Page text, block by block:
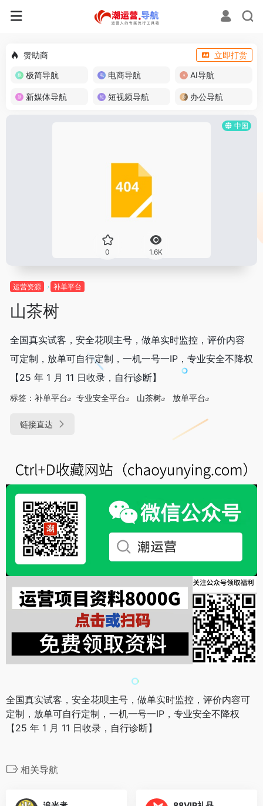
赞助商
立即打赏
极简导航
电商导航 AI导航
新媒体导航 短视频导航 办公导航
中国
0 1.6K
运营资源 补单平台
山茶树
全国真实试客，安全花呗主号，做单实时监控，评价内容
可定制，放单可自行定制，一机一号一IP，专业安全不降权
【25 年 1 月 11 日收录，自行诊断】
标签： 补单平台 专业安全平台 山茶树 放单平台
链接直达
全国真实试客，安全花呗主号，做单实时监控，评价内容可
定制，放单可自行定制，一机一号一IP，专业安全不降权
【25 年 1 月 11 日收录，自行诊断】
相关导航